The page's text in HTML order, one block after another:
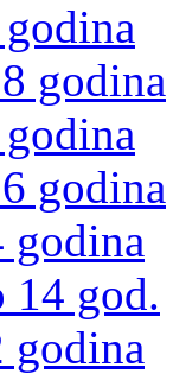
godina
godina
godina
14 god.
godina